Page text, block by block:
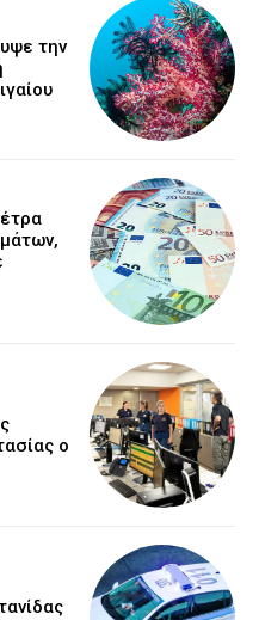
την
ο